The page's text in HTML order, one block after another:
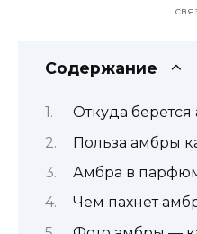
Содержание
Откуда
Польза амбры
Амбра в
Чем пахнет